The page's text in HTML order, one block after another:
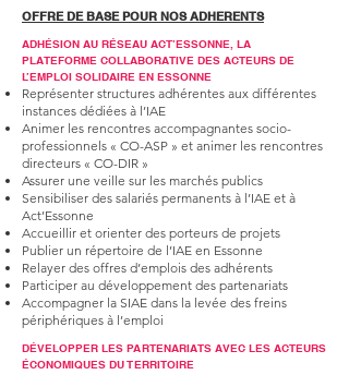
OFFRE DE BASE POUR NOS ADHERENTS
ADHÉSION AU RÉSEAU ACT’ESSONNE, LA
PLATEFORME COLLABORATIVE DES ACTEURS DE
L’EMPLOI SOLIDAIRE EN ESSONNE
Représenter structures adhérentes aux différentes
instances dédiées à l’IAE
Animer les rencontres accompagnantes socio-
professionnels « CO-ASP » et animer les rencontres
directeurs « CO-DIR »
Assurer une veille sur les marchés publics
Sensibiliser des salariés permanents à l’IAE et à
Act’Essonne
Accueillir et orienter des porteurs de projets
Publier un répertoire de l’IAE en Essonne
Relayer des offres d’emplois des adhérents
Participer au développement des partenariats
Accompagner la SIAE dans la levée des freins
périphériques à l’emploi
DÉVELOPPER LES PARTENARIATS AVEC LES ACTEURS
ÉCONOMIQUES DU TERRITOIRE